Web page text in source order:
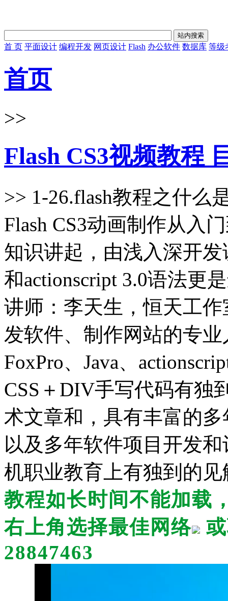
首 页 平面设计 编程开发 网页设计 Flash 办公软件 数据库 等级
首页
>>
Flash CS3视频教程
>> 1-26.flash教程之什么
Flash CS3动画制作从入
知识讲起，由浅入深开发
和actionscript 3.0语法更
讲师：李天生，恒天工
发软件、制作网站的专业
FoxPro、Java、
CSS＋DIV手写代码有独
术文章和，具有丰富的
以及多年软件项目开发
机职业教育上有独到的
教程如长时间不能加载
右上角选择最佳网络
28847463